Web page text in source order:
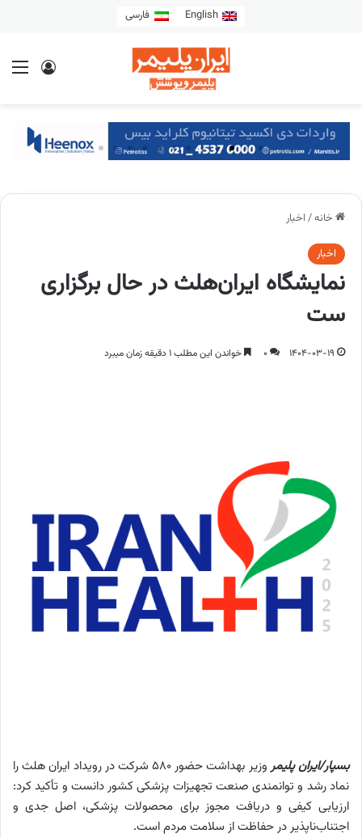
English فارسی
خانه/ اخبار
اخبار
نمایشگاه ایران‌هلث در حال برگزاری
ست
1404-03-19
0 خواندن این مطلب 1 دقیقه زمان میبرد
بسپار/ایران پلیمر
وزیر بهداشت حضور ۵۸۰ شرکت در رویداد ایران هلث را
نماد رشد و توانمندی صنعت تجهیزات پزشکی کشور دانست و تأکید کرد:
ارزیابی کیفی و دریافت مجوز برای محصولات پزشکی، اصل جدی و
اجتناب‌ناپذیر در حفاظت از سلامت مردم است.